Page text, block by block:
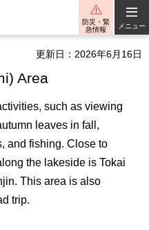
防災・緊
急情報
メニュー
更新日：2026年6月16日
Area
such as viewing
leaves in fall,
and fishing. Close to
the lakeside is Tokai
This area is also
trip.